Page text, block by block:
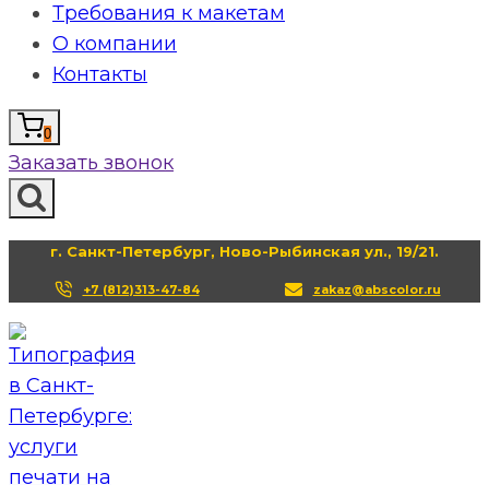
Требования к макетам
О компании
Контакты
0
Заказать звонок
г. Санкт-Петербург, Ново-Рыбинская ул., 19/21.
+7 (812)313-47-84 zakaz@abscolor.ru